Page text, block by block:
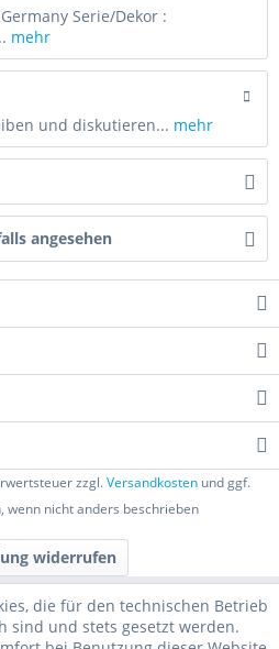
Serie/Dekor :
mehr
und diskutieren... mehr
angesehen
zzgl.Versandkosten und ggf.
wenn nicht anders beschrieben
widerrufen
die für den technischen Betrieb
sind und stets gesetzt werden.